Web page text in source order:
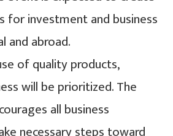
for investment and business
and abroad.
of quality products,
will be prioritized. The
all business